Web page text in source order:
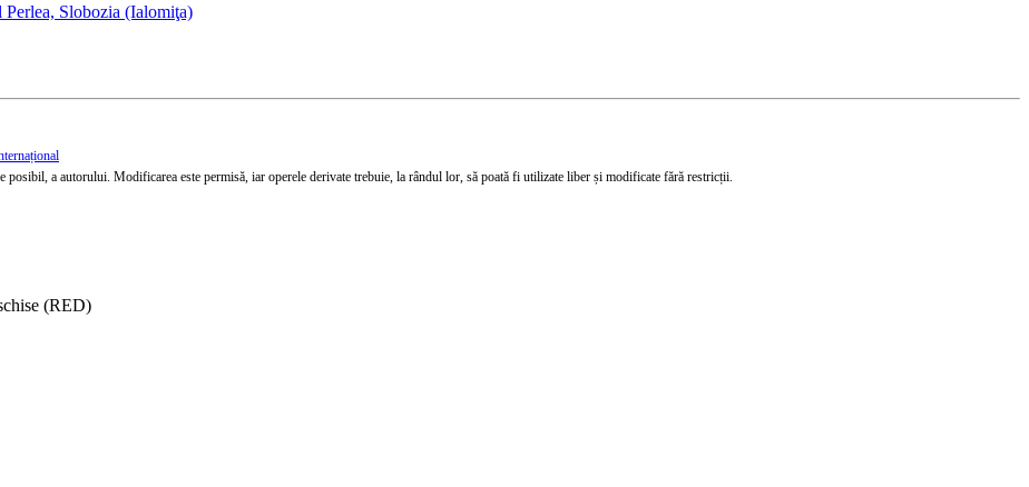
Slobozia (Ialomiţa)
a autorului. Modificarea este permisă, iar operele derivate trebuie, la rândul lor, să poată fi utilizate liber și modificate fără restricții.
(RED)